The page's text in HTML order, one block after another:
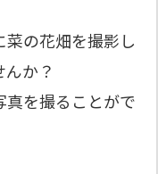
の花畑を撮影し
か？
真を撮ることがで